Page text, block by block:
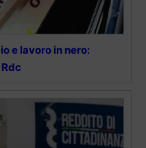
e lavoro in nero: